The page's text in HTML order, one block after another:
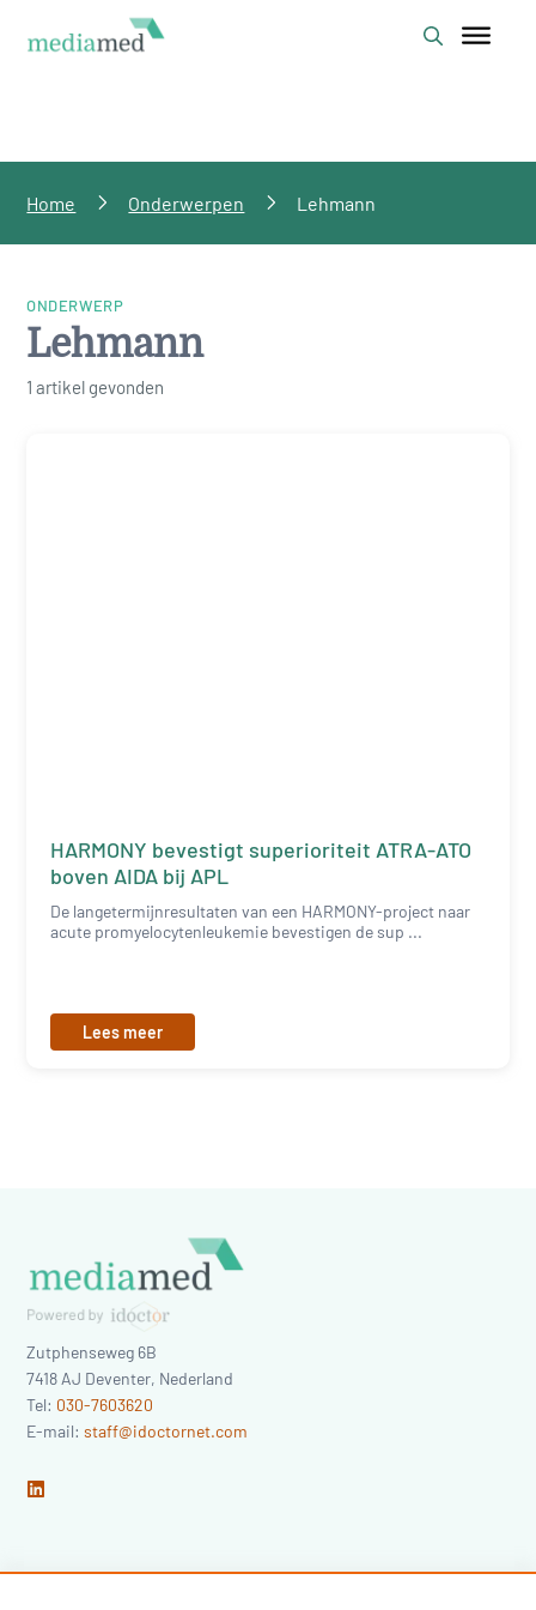
Home Onderwerpen Lehmann
ONDERWERP
Lehmann
1 artikel gevonden
HARMONY bevestigt superioriteit ATRA-ATO
boven AIDA bij APL
De langetermijnresultaten van een HARMONY-project naar
acute promyelocytenleukemie bevestigen de sup ...
Lees meer
Zutphenseweg 6B
7418 AJ Deventer, Nederland
Tel: 030-7603620
E-mail:staff@idoctornet.com